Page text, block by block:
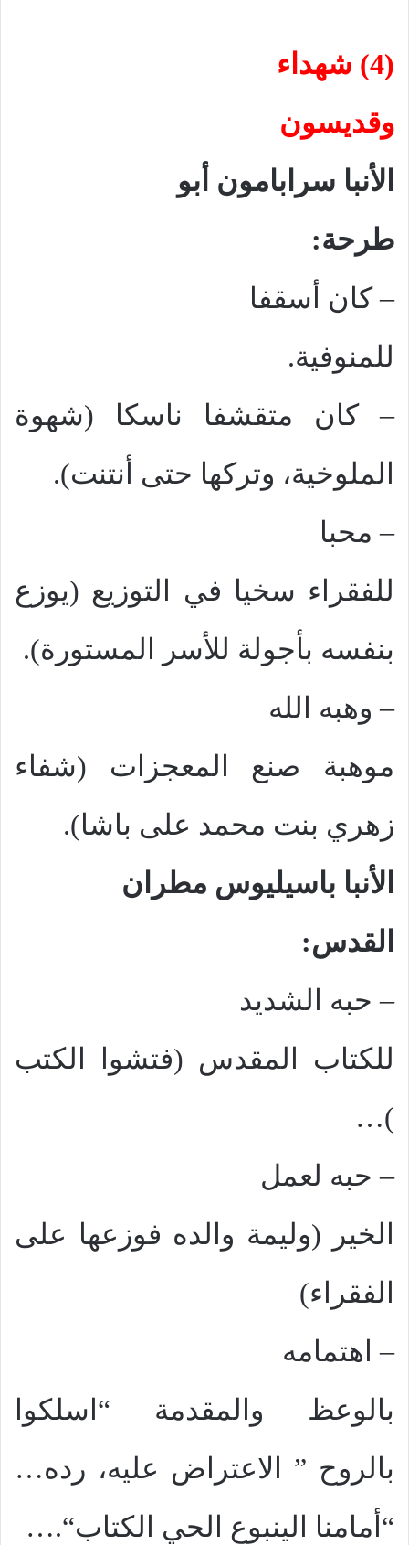
(4) شهداء
وقديسون
الأنبا سرابامون أبو
طرحة:
–كان أسقفا
للمنوفية.
–كان متقشفا ناسكا (شهوة
الملوخية، وتركها حتى أنتنت).
–محبا
للفقراء سخيا في التوزيع (يوزع
بنفسه بأجولة للأسر المستورة).
–وهبه الله
موهبة صنع المعجزات (شفاء
زهري بنت محمد على باشا).
الأنبا باسيليوس مطران
القدس:
–حبه الشديد
للكتاب المقدس (فتشوا الكتب
…)
–حبه لعمل
الخير (وليمة والده فوزعها على
الفقراء)
–اهتمامه
بالوعظ والمقدمة “اسلكوا
بالروح
…” الاعتراض عليه، رده
“أمامنا الينبوع الحي الكتاب
…“.